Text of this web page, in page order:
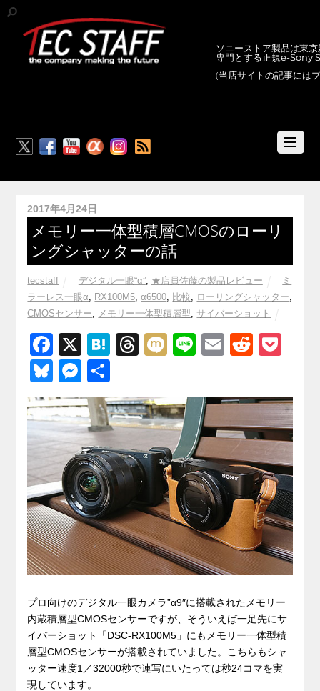
ソニーストア製品は東
専門とする正規e-Sony
(当店サイトの記事には
2017年4月24日
メモリー一体型積層CMOSのローリ
ングシャッターの話
tecstaff デジタル一眼“α”, ★店員佐藤の製品レビュー
ミ
ラーレス一眼α, RX100M5,α6500, 比較, ローリングシャッター,
CMOSセンサー, メモリー一体型積層型, サイバーショット
F
a
c
e
b
o
o
k
X
H
e
n
a
T
e
a
d
s
M
Li
e
E
ail
R
d
di
t
ck
et
Bl
u
e
sk
y
M
e
ss
e
n
g
er
有
プロ向けのデジタル一眼カメラ”α9″に搭載されたメモリー
内蔵積層型CMOSセンサーですが、そういえば一足先にサ
イバーショット「DSC-RX100M5」にもメモリー一体型積
層型CMOSセンサーが搭載されていました。こちらもシャ
ッター速度1／32000秒で連写にいたっては秒24コマを実
現しています。